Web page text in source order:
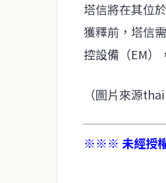
塔信將在其位
獲釋前，塔信
控設備（EM）
（圖片來源
※※※ 未經授